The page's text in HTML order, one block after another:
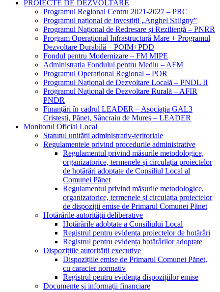
PROIECTE DE DEZVOLTARE
Programul Regional Centru 2021-2027 – PRC
Programul național de investiții „Anghel Saligny”
Programul Național de Redresare și Reziliență – PNRR
Program Operațional Infrastructură Mare + Programul
Dezvoltare Durabilă – POIM+PDD
Fondul pentru Modernizare – FM MIPE
Administrația Fondului pentru Mediu – AFM
Programul Operațional Regional – POR
Programul Național de Dezvoltare Locală – PNDL II
Programul Național de Dezvoltare Rurală – AFIR
PNDR
Finanțări în cadrul LEADER – Asociația GAL3
Cristești, Pănet, Sâncraiu de Mureș – LEADER
Monitorul Oficial Local
Statutul unității administrativ-teritoriale
Regulamentele privind procedurile administrative
Regulamentul privind măsurile metodologice,
organizatorice, termenele și circulația proiectelor
de hotărâri adoptate de Consiliul Local al
Comunei Pănet
Regulamentul privind măsurile metodologice,
organizatorice, termenele și circulația proiectelor
de dispoziții emise de Primarul Comunei Pănet
Hotărârile autorității deliberative
Hotărârile adobtate a Consiliului Local
Registrul pentru evidența proiectelor de hotărâri
Registrul pentru evidența hotărârilor adoptate
Dispozițiile autorității executive
Dispozițiile emise de Primarul Comunei Pănet,
cu caracter normativ
Registrul pentru evidența dispozițiilor emise
Documente și informații financiare